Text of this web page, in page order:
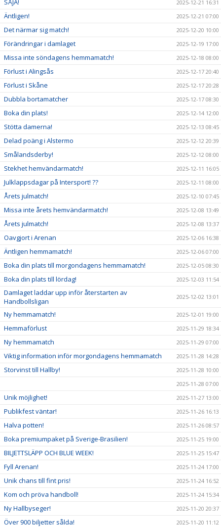
2025-12-21 16:31
Äntligen! 2025-12-21 07:00
Det närmar sig match! 2025-12-20 10:00
Förändringar i damlaget 2025-12-19 17:00
Missa inte söndagens hemmamatch! 2025-12-18 08:00
Förlust i Alingsås 2025-12-17 20:40
Förlust i Skåne 2025-12-17 20:28
Dubbla bortamatcher 2025-12-17 08:30
Boka din plats! 2025-12-14 12:00
Stötta damerna! 2025-12-13 08:45
Delad poäng i Alstermo 2025-12-12 20:39
Smålandsderby! 2025-12-12 08:00
Stekhet hemvändarmatch! 2025-12-11 16:05
Julklappsdagar på Intersport! ?? 2025-12-11 08:00
Årets julmatch! 2025-12-10 07:45
Missa inte årets hemvändarmatch! 2025-12-08 13:49
Årets julmatch! 2025-12-08 13:37
Oavgjort i Arenan 2025-12-06 16:38
Äntligen hemmamatch! 2025-12-06 07:00
Boka din plats till morgondagens hemmamatch! 2025-12-05 08:30
Boka din plats till lördag! 2025-12-03 11:54
Damlaget laddar upp inför återstarten av
Handbollsligan
2025-12-02 13:01
Ny hemmamatch! 2025-12-01 19:00
Hemmaförlust 2025-11-29 18:34
Ny hemmamatch 2025-11-29 07:00
Viktig information inför morgondagens hemmamatch 2025-11-28 14:28
Storvinst till Hallby!
2025-11-28 10:00
2025-11-28 07:00
Unik möjlighet! 2025-11-27 13:00
Publikfest väntar! 2025-11-26 16:13
Halva potten! 2025-11-26 08:57
Boka premiumpaket på Sverige-Brasilien! 2025-11-25 19:00
BILJETTSLÄPP OCH BLUE WEEK! 2025-11-25 15:47
Fyll Arenan! 2025-11-24 17:00
Unik chans till fint pris! 2025-11-24 16:52
Kom och pröva handboll! 2025-11-24 15:34
Ny Hallbyseger! 2025-11-20 20:37
Över 900 biljetter sålda! 2025-11-20 11:12